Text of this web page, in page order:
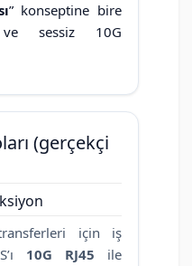
” konseptine bire
sessiz 10G
(gerçekçi
için iş
10G RJ45 ile